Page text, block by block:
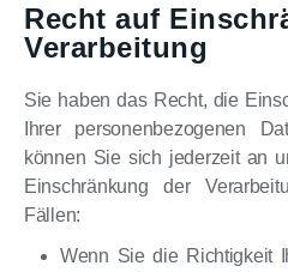
Recht auf
Verarbeitung
Sie haben das Recht, die
Ihrer personenbezogenen
können Sie sich jederzeit an
Einschränkung der
Fällen:
Wenn Sie die Richtigkeit